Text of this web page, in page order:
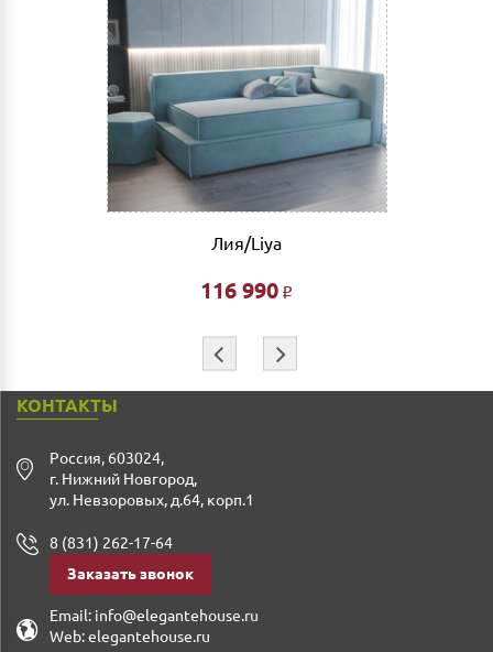
Подъем мебели до первого этажа или любого этажа
при наличии исправного лифта 400 руб., подъем без
лифта 200 руб/этаж.
Сборка мебели рассчитывается автоматически при
совершении заказа в интернет магазине и является
фиксированной- 3% от стоимости заказа.
Дата доставки, выгрузки и сборки обговаривается
индивидуально.
Ждем Вас в нашем салоне и желаем Вам приятных
⇦
Лия/Liya
116 990 Р
⇨
КОНТАКТЫ
Россия, 603024,
г. Нижний Новгород,
ул. Невзоровых, д.64, корп.1
8 (831) 262-17-64
Заказать звонок
Email: info@elegantehouse.ru
Web:elegantehouse.ru